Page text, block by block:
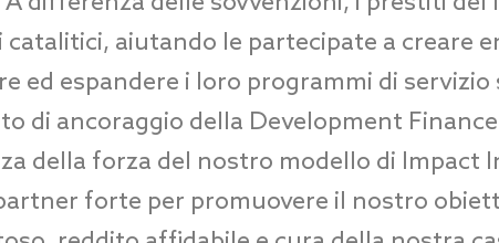
catalitici, aiutando le partecipate a creare
ed espandere i loro programmi di servizio
di ancoraggio della Development
della forza del nostro modello di Impact
forte per promuovere il nostro